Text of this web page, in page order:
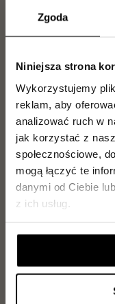
Zgoda
Niniejsza strona
Wykorzystujemy
reklam, aby
analizować ruch w
jak korzystać z
społecznościowe,
mogą łączyć te
danymi od Ciebie
z ich usług.
Marcel
Tel.
500
Tel.889
Tel.729